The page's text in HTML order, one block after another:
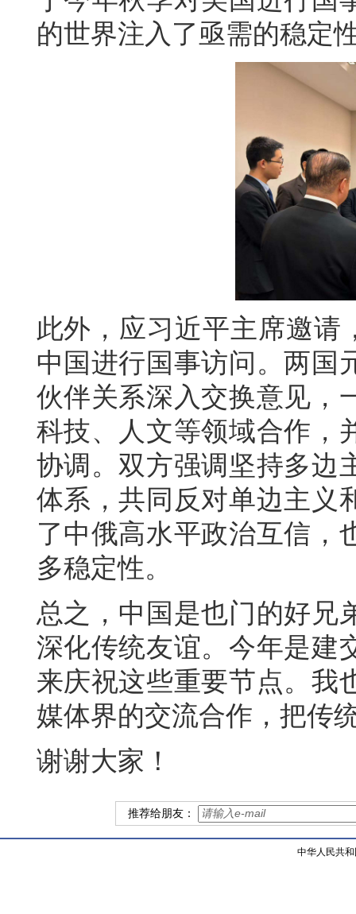
的世界注入了亟需的稳定
此外，应习近平主席邀请
中国进行国事访问。两国
伙伴关系深入交换意见，
科技、人文等领域合作，
协调。双方强调坚持多边
体系，共同反对单边主义
了中俄高水平政治互信，
多稳定性。
总之，中国是也门的好兄
深化传统友谊。今年是建
来庆祝这些重要节点。我
媒体界的交流合作，把传
谢谢大家！
推荐给朋友：
中华人民共